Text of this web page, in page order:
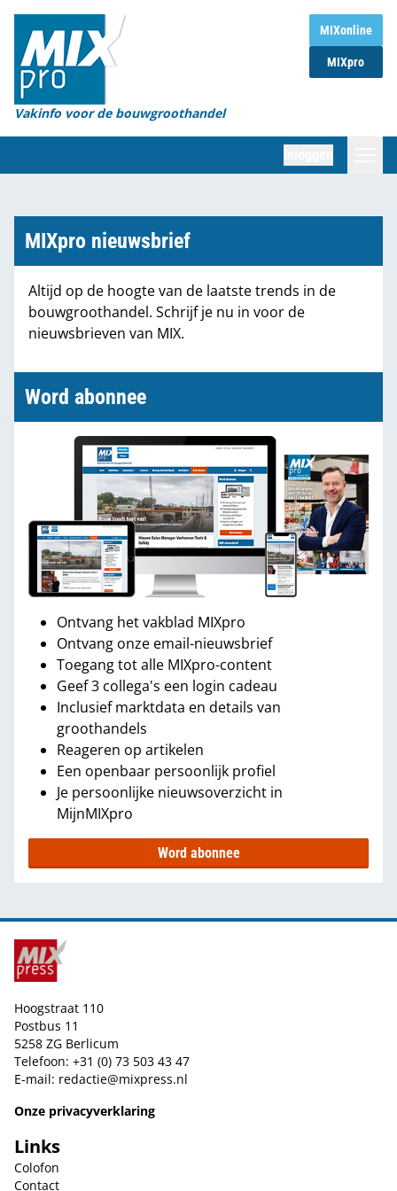
MIXonline
MIXpro
Vakinfo voor de bouwgroothandel
Home
Magazines
Organisaties
Marktcijfers
Partners
MIXpro nieuwsbrief
Altijd op de hoogte van de laatste trends in de
bouwgroothandel. Schrijf je nu in voor de
nieuwsbrieven van MIX.
Word abonnee
Ontvang het vakblad MIXpro
Ontvang onze email-nieuwsbrief
Toegang tot alle MIXpro-content
Geef 3 collega's een login cadeau
Inclusief marktdata en details van
groothandels
Reageren op artikelen
Een openbaar persoonlijk profiel
Je persoonlijke nieuwsoverzicht in
MijnMIXpro
Word abonnee
Hoogstraat 110
Postbus 11
5258 ZG Berlicum
Telefoon: +31 (0) 73 503 43 47
E-mail: redactie@mixpress.nl
Onze privacyverklaring
Links
Colofon
Contact